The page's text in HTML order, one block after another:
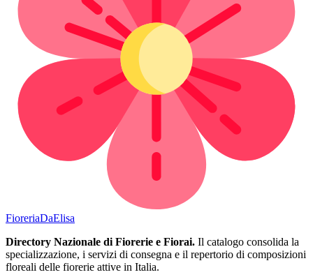
FioreriaDaElisa
Directory Nazionale di Fiorerie e Fiorai. Il catalogo consolida la
specializzazione, i servizi di consegna e il repertorio di composizioni
floreali delle fiorerie attive in Italia.